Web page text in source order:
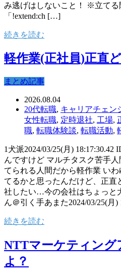
み逃げはしないこと！ ※立てる
「!extend:ch […]
続きを読む
軽作業(正社員)正直
まとめ記事
2026.08.04
20代転職, キャリアチェン
女性転職, 定時退社, 工場,
職, 転職体験談, 転職活動,
1犬派2024/03/25(月) 18:17:30.42
んですけど マルチタスク苦手
てられる人間だから軽作業 い
てるかと思ったんだけど、正直
社したい…今の会社はちょっと
ん＠引く手あまた2024/03/25(月
続きを読む
NTTマーケティング
よ？